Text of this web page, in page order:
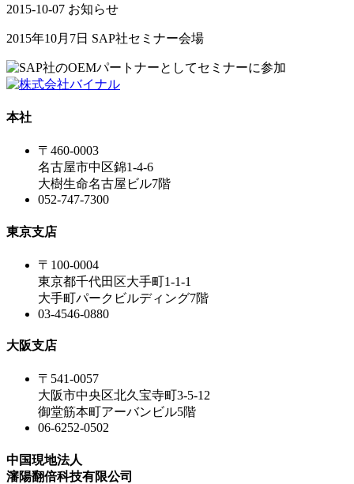
2015-10-07 お知らせ
2015年10月7日 SAP社セミナー会場
本社
〒460-0003
名古屋市中区錦1-4-6
大樹生命名古屋ビル7階
052-747-7300
東京支店
〒100-0004
東京都千代田区大手町1-1-1
大手町パークビルディング7階
03-4546-0880
大阪支店
〒541-0057
大阪市中央区北久宝寺町3-5-12
御堂筋本町アーバンビル5階
06-6252-0502
中国現地法人
瀋陽翻倍科技有限公司